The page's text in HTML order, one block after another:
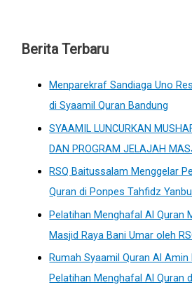
Berita Terbaru
Menparekraf Sandiaga Uno
di Syaamil Quran Bandung
SYAAMIL LUNCURKAN
DAN PROGRAM JELAJAH
RSQ Baitussalam Menggelar
Quran di Ponpes Tahfidz
Pelatihan Menghafal Al Quran
Masjid Raya Bani Umar oleh
Rumah Syaamil Quran Al
Pelatihan Menghafal Al Quran